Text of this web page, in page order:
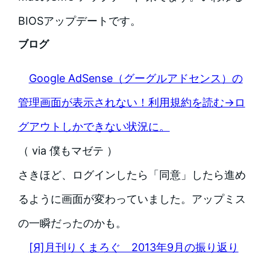
BIOSアップデートです。
ブログ
Google AdSense（グーグルアドセンス）の
管理画面が表示されない！利用規約を読む→ロ
グアウトしかできない状況に。
（ via 僕もマゼテ ）
さきほど、ログインしたら「同意」したら進め
るように画面が変わっていました。アップミス
の一瞬だったのかも。
[Я]月刊りくまろぐ 2013年9月の振り返り